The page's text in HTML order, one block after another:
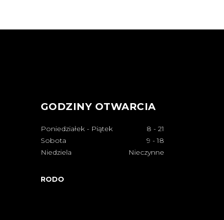
GODZINY OTWARCIA
Poniedziałek - Piątek 8 - 21
Sobota
9 - 18
Niedziela
Nieczynne
RODO